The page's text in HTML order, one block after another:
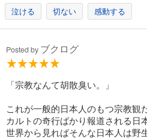
泣ける 切ない 感動する
Posted by ブクログ
「宗教なんて胡散臭い。」
これが一般的日本人のもつ宗教観
カルトの奇行ばかり報道される日
世界から見ればそんな日本人は野